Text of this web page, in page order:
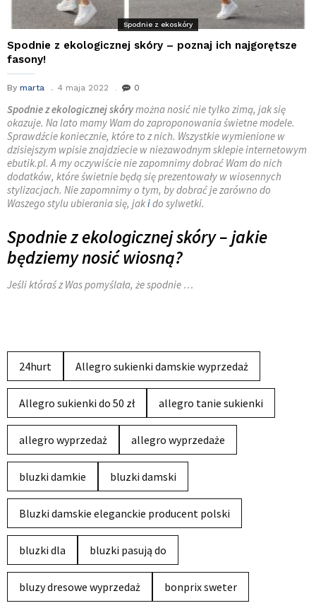
Spodnie z ekoskóry
Spodnie z ekologicznej skóry – poznaj ich najgorętsze
fasony!
By marta 4 maja 2022 0
Spodnie z ekologicznej skórymożna nosić nie tylko zimą, jak się
okazuje. Na lato mamy Wam do zaproponowania świetne modele.
Sprawdźcie koniecznie, które to z nich. Wszystkie wymienione w
dzisiejszym wpisie znajdziecie w niezawodnym sklepie internetowym
ebutik.pl. A my oczywiście nie zapomnimy dobrać Wam do nich
dodatków, które świetnie będą się prezentowały w wiosennych
stylizacjach. Nie zapomnimy o tym, by dobrać je zarówno do
Waszego stylu ubierania się, jakido sylwetki.
Spodnie z ekologicznej skóry – jakie
będziemy nosić wiosną?
Jeśli któraś z Was pomyślała, że spodnie …
24hurt Allegro sukienki damskie wyprzedaż
Allegro sukienki do 50 zł allegro tanie sukienki
allegro wyprzedaż allegro wyprzedaże
bluzki damkie bluzki damski
Bluzki damskie eleganckie producent polski
bluzki dla bluzki pasują do
bluzy dresowe wyprzedaż bonprix sweter